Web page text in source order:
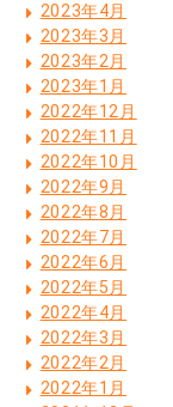
2023年4月
2023年3月
2023年2月
2023年1月
2022年12月
2022年11月
2022年10月
2022年9月
2022年8月
2022年7月
2022年6月
2022年5月
2022年4月
2022年3月
2022年2月
2022年1月